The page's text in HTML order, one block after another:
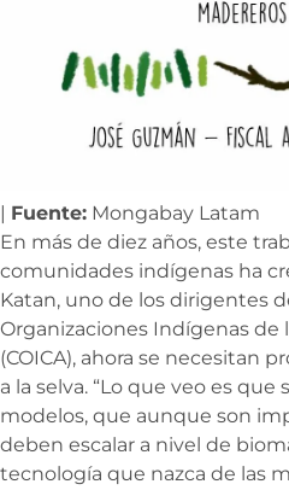
| Fuente: Mongabay Latam
En más de diez años, este
comunidades indígenas ha
Katan, uno de los dirigentes
Organizaciones Indígenas de
(COICA), ahora se necesitan
a la selva. “Lo que veo es
modelos, que aunque son
deben escalar a nivel de
tecnología que nazca de las